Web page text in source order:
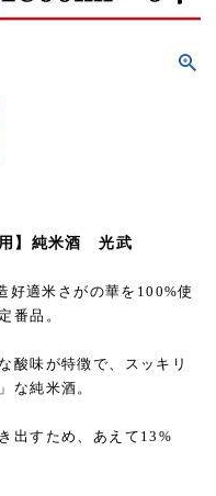
用】純米酒 光武
好適米さがの華を100%使
番品。
酸味が特徴で、スッキリ
な純米酒。
出すため、あえて13%